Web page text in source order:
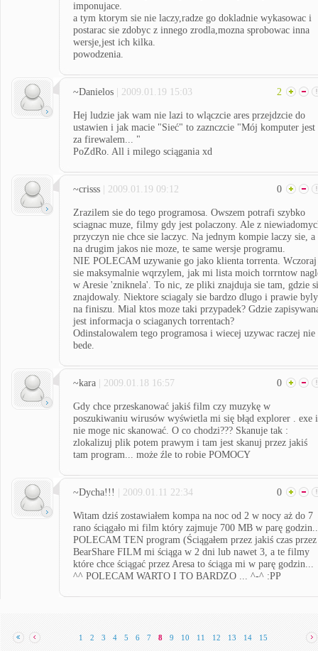
imponujace.
a tym ktorym sie nie laczy,radze go dokladnie wykasowac i
postarac sie zdobyc z innego zrodla,mozna sprobowac inna
wersje,jest ich kilka.
powodzenia.
~Danielos | 2009.01.19 15:03 2
Hej ludzie jak wam nie lazi to wlączcie ares przejdzcie do
ustawien i jak macie "Sieć" to zaznczcie "Mój komputer jest
za firewalem... "
PoZdRo. All i milego sciągania xd
~crisss | 2009.01.19 09:12 0
Zrazilem sie do tego programosa. Owszem potrafi szybko
sciagnac muze, filmy gdy jest polaczony. Ale z
przyczyn nie chce sie laczyc. Na jednym kompie laczy sie, a
na drugim jakos nie moze, te same wersje programu.
NIE POLECAM uzywanie go jako klienta torrenta. Wczoraj
sie maksymalnie wqrzylem, jak mi lista moich torrntow
w Aresie 'zniknela'. To nic, ze pliki znajduja sie tam, gdzie
znajdowaly. Niektore sciagaly sie bardzo dlugo i prawie byly
na finiszu. Mial ktos moze taki przypadek? Gdzie
jest informacja o sciaganych torrentach?
Odinstalowalem tego programosa i wiecej uzywac raczej nie
bede.
~kara | 2009.01.18 16:57 0
Gdy chce przeskanować jakiś film czy muzykę w
poszukiwaniu wirusów wyświetla mi się błąd explorer . exe i
nie moge nic skanować. O co chodzi??? Skanuje tak :
zlokalizuj plik potem prawym i tam jest skanuj przez jakiś
tam program... może źle to robie POMOCY
~Dycha!!! | 2009.01.11 22:34 0
Witam dziś zostawiałem kompa na noc od 2 w nocy aż do 7
rano ściągało mi film który zajmuje 700 MB w parę
POLECAM TEN program (Ściągałem przez jakiś czas przez
BearShare FILM mi ściąga w 2 dni lub nawet 3, a te filmy
które chce ściągać przez Aresa to ściąga mi w parę godzin...
^^ POLECAM WARTO I TO BARDZO ... ^-^ :PP
1 2 3 4 5 6 7 8 9 10 11 12 13 14 15